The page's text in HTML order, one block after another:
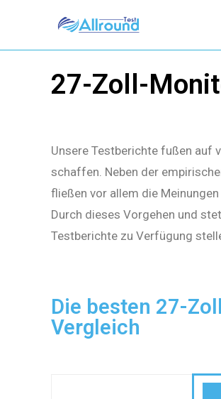
27-Zoll-
Unsere Testberichte fußen auf
schaffen. Neben der
fließen vor allem die
Durch dieses Vorgehen und
Testberichte zu Verfügung
Die besten 27-
Vergleich